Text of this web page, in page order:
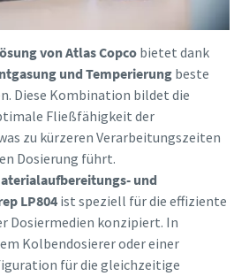
von Atlas Copcobietet dank
und Temperierungbeste
Diese Kombination bildet die
Fließfähigkeit der
zu kürzeren Verarbeitungszeiten
Dosierung führt.
und
LP804ist speziell für die effiziente
Dosiermedien konzipiert. In
Kolbendosierer oder einer
für die gleichzeitige